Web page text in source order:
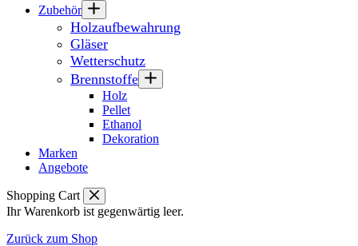
Zubehör
Holzaufbewahrung
Gläser
Wetterschutz
Brennstoffe
Holz
Pellet
Ethanol
Dekoration
Marken
Angebote
Shopping Cart
Ihr Warenkorb ist gegenwärtig leer.
Zurück zum Shop